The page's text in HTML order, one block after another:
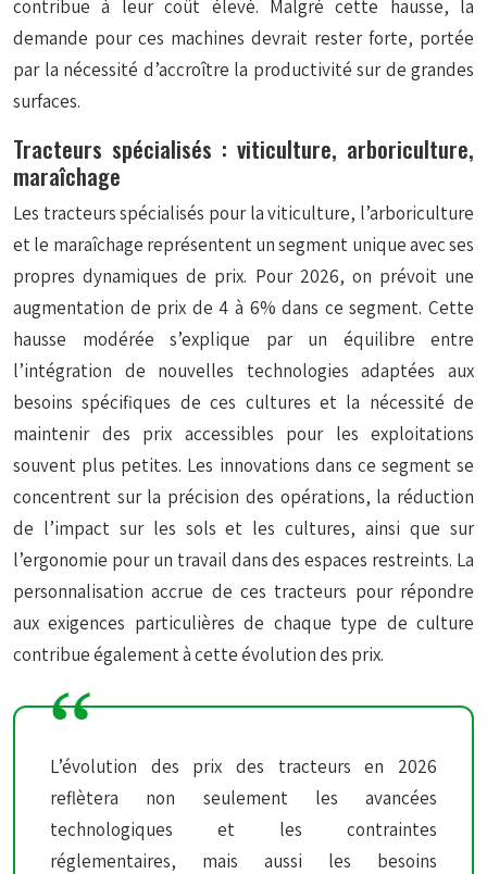
contribue à leur coût élevé. Malgré cette hausse, la
demande pour ces machines devrait rester forte, portée
par la nécessité d’accroître la productivité sur de grandes
surfaces.
Tracteurs spécialisés : viticulture, arboriculture,
maraîchage
Les tracteurs spécialisés pour la viticulture, l’arboriculture
et le maraîchage représentent un segment unique avec ses
propres dynamiques de prix. Pour 2026, on prévoit une
augmentation de prix de 4 à 6% dans ce segment. Cette
hausse modérée s’explique par un équilibre entre
l’intégration de nouvelles technologies adaptées aux
besoins spécifiques de ces cultures et la nécessité de
maintenir des prix accessibles pour les exploitations
souvent plus petites. Les innovations dans ce segment se
concentrent sur la précision des opérations, la réduction
de l’impact sur les sols et les cultures, ainsi que sur
l’ergonomie pour un travail dans des espaces restreints. La
personnalisation accrue de ces tracteurs pour répondre
aux exigences particulières de chaque type de culture
contribue également à cette évolution des prix.
L’évolution des prix des tracteurs en 2026
reflètera non seulement les avancées
technologiques et les contraintes
réglementaires, mais aussi les besoins